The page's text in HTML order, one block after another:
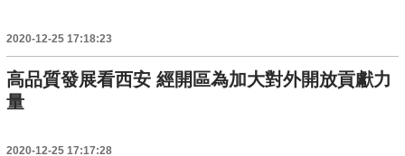
2020-12-25 17:18:23
高品質發展看西安 經開區為加大對外開放貢獻力
量
2020-12-25 17:17:28